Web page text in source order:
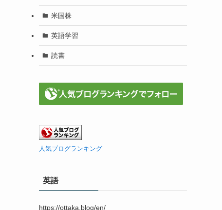
米国株
英語学習
読書
人気ブログランキング
英語
https://ottaka.blog/en/